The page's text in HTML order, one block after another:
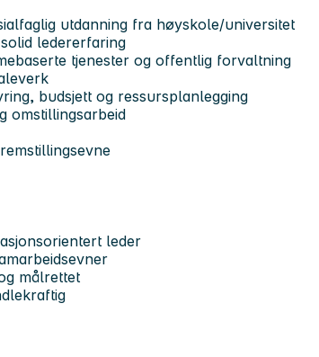
utdanning fra høyskole/universitet
ledererfaring
tjenester og offentlig forvaltning
budsjett og ressursplanlegging
omstillingsarbeid
leder
målrettet